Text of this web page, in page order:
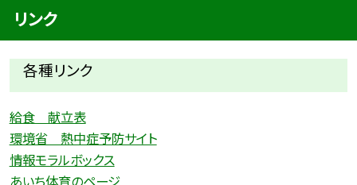
リンク
各種リンク
給食 献立表
環境省 熱中症予防サイト
情報モラルボックス
あいち体育のページ